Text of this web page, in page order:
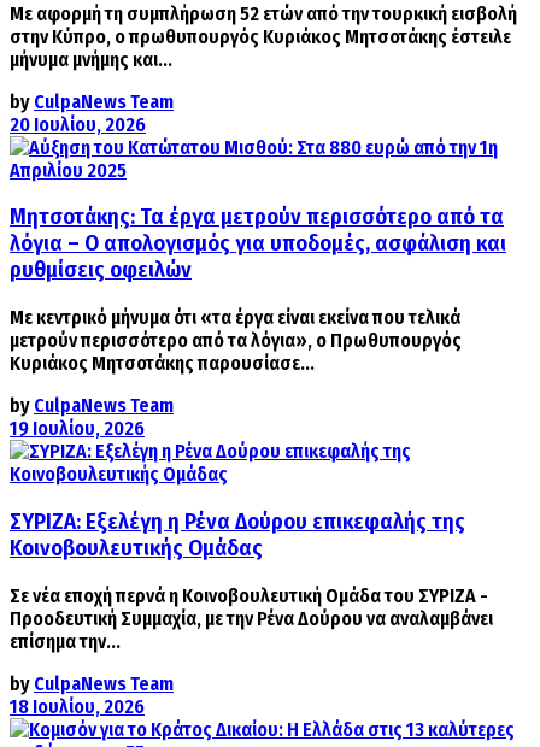
Με αφορμή τη συμπλήρωση 52 ετών από την τουρκική εισβολή
στην Κύπρο, ο πρωθυπουργός Κυριάκος Μητσοτάκης έστειλε
μήνυμα μνήμης και...
by CulpaNews Team
20 Ιουλίου, 2026
Μητσοτάκης: Τα έργα μετρούν περισσότερο από τα
λόγια – Ο απολογισμός για υποδομές, ασφάλιση και
ρυθμίσεις οφειλών
Με κεντρικό μήνυμα ότι «τα έργα είναι εκείνα που τελικά
μετρούν περισσότερο από τα λόγια», ο Πρωθυπουργός
Κυριάκος Μητσοτάκης παρουσίασε...
by CulpaNews Team
19 Ιουλίου, 2026
ΣΥΡΙΖΑ: Εξελέγη η Ρένα Δούρου επικεφαλής της
Κοινοβουλευτικής Ομάδας
Σε νέα εποχή περνά η Κοινοβουλευτική Ομάδα του ΣΥΡΙΖΑ -
Προοδευτική Συμμαχία, με την Ρένα Δούρου να αναλαμβάνει
επίσημα την...
by CulpaNews Team
18 Ιουλίου, 2026